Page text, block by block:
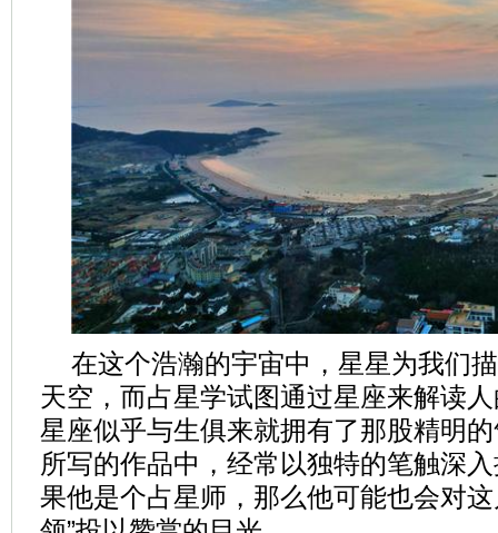
在这个浩瀚的宇宙中，星星为我们
天空，而占星学试图通过星座来解读
星座似乎与生俱来就拥有了那股精明
所写的作品中，经常以独特的笔触深
果他是个占星师，那么他可能也会对